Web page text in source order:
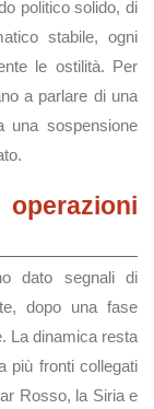
politico solido, di
stabile, ogni
le ostilità. Per
a parlare di una
una sospensione
dato segnali di
dopo una fase
La dinamica resta
più fronti collegati
Rosso, la Siria e